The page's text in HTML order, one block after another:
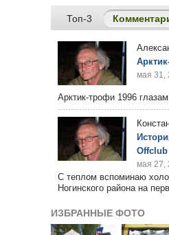
Топ-3
мая 31,
Арктик-трофи 1996
мая 27,
С теплом вспоминаю
Ногинского района на
ИЗБРАННЫЕ ФОТО